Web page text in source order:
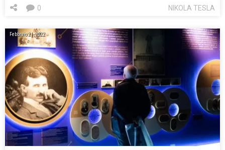
NIKOLA TESLA
0
Febbraio 21, 2022